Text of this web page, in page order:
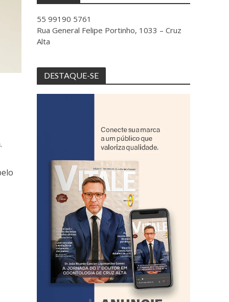
55 99190 5761
Rua General Felipe Portinho, 1033 – Cruz
Alta
DESTAQUE-SE